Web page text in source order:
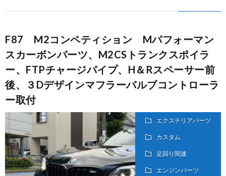
F87 M2コンペティション Mパフォーマン
スカーボンパーツ、M2CSトランクスポイラ
ー、FTPチャージパイプ、H＆Rスペーサー前
後、３Dデザインマフラーバルブコントローラ
ー取付
エクステリアパーツ
カスタム
足回り関連
エンジンパーツ